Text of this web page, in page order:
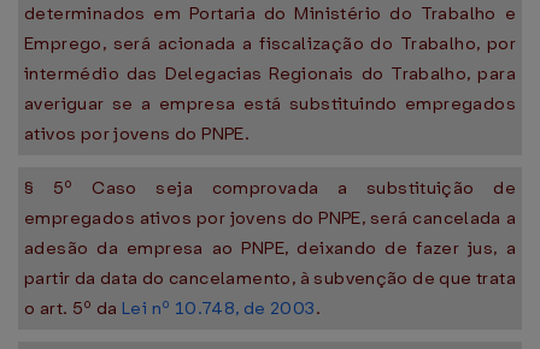
determinados em Portaria do Ministério do Trabalho e
Emprego, será acionada a fiscalização do Trabalho, por
intermédio das Delegacias Regionais do Trabalho, para
averiguar se a empresa está substituindo empregados
ativos por jovens do PNPE.
§ 5º Caso seja comprovada a substituição de
empregados ativos por jovens do PNPE, será cancelada a
adesão da empresa ao PNPE, deixando de fazer jus, a
partir da data do cancelamento, à subvenção de que trata
o art. 5º da Lei nº 10.748, de 2003.